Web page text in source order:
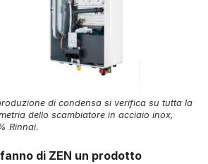
di condensa si verifica su tutta la
dello scambiatore in acciaio inox,
Rinnai.
di ZEN un prodotto